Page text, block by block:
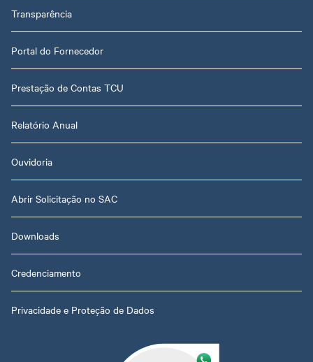
Transparência
Portal do Fornecedor
Prestação de Contas TCU
Relatório Anual
Ouvidoria
Abrir Solicitação no SAC
Downloads
Credenciamento
Privacidade e Proteção de Dados